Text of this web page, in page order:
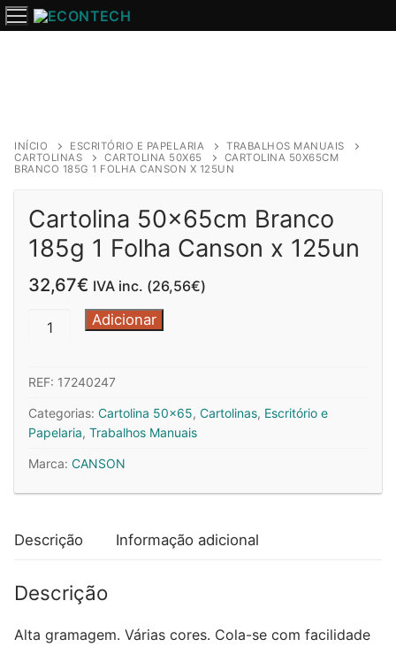
Saltar
para
INÍCIO ESCRITÓRIO E PAPELARIA
TRABALHOS MANUAIS
CARTOLINAS
CARTOLINA 50X65
CARTOLINA 50X65CM
BRANCO 185G 1 FOLHA CANSON X 125UN
Cartolina 50x65cm Branco
185g 1 Folha Canson x 125un
32,67€ IVA inc. (26,56€)
Quantidade
50x65cm
Branco
185g
Folha
Canson
125un
Adicionar
REF: 17240247
Categorias: Cartolina 50x65, Cartolinas, Escritório e
Papelaria, Trabalhos Manuais
Marca: CANSON
Descrição Informação adicional
Descrição
Alta gramagem. Várias cores. Cola-se com facilidade